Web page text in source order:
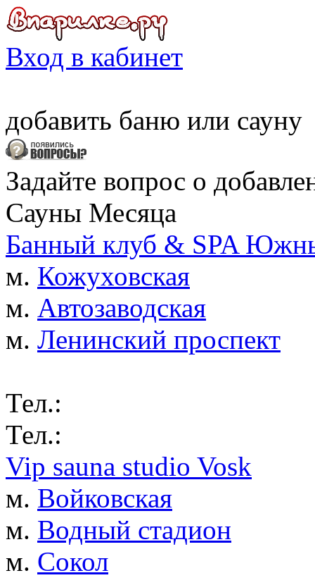
Вход в кабинет
добавить баню или сауну
Задайте вопрос о
Сауны Месяца
Банный клуб & SPA
м. Кожуховская
м. Автозаводская
м. Ленинский проспект
Тел.:
Тел.:
Vip sauna studio Vosk
м. Войковская
м. Водный стадион
м. Сокол